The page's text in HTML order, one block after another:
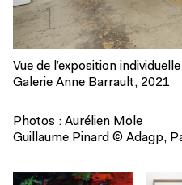
Vue de l’exposition individuelle
Galerie Anne Barrault, 2021
Photos : Aurélien Mole
Guillaume Pinard © Adagp,